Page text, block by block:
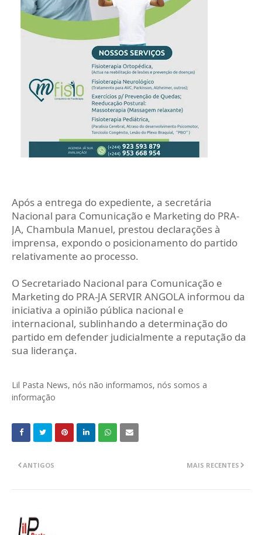
Após a entrega do expediente, a secretária
Nacional para Comunicação e Marketing do PRA-
JA, Chambula Manuel, prestou declarações à
imprensa, expondo o posicionamento do partido
relativamente ao processo.
O Secretariado Nacional para Comunicação e
Marketing do PRA-JA SERVIR ANGOLA informou da
iniciativa a opinião pública nacional e
internacional, sublinhando a determinação do
partido em defender judicialmente a reputação da
sua liderança.
Lil Pasta News, nós não informamos, nós somos a
informação
MAIS RECENTES
ANTIGOS